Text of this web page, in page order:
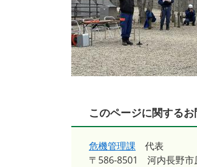
このページに関する
危機管理課
代表
〒586-8501
河内長野